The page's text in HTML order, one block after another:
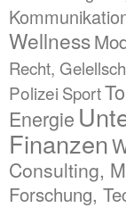
Wellness
Recht,
Polizei Sport
Energie
Finanzen
Consulting,
Forschung,